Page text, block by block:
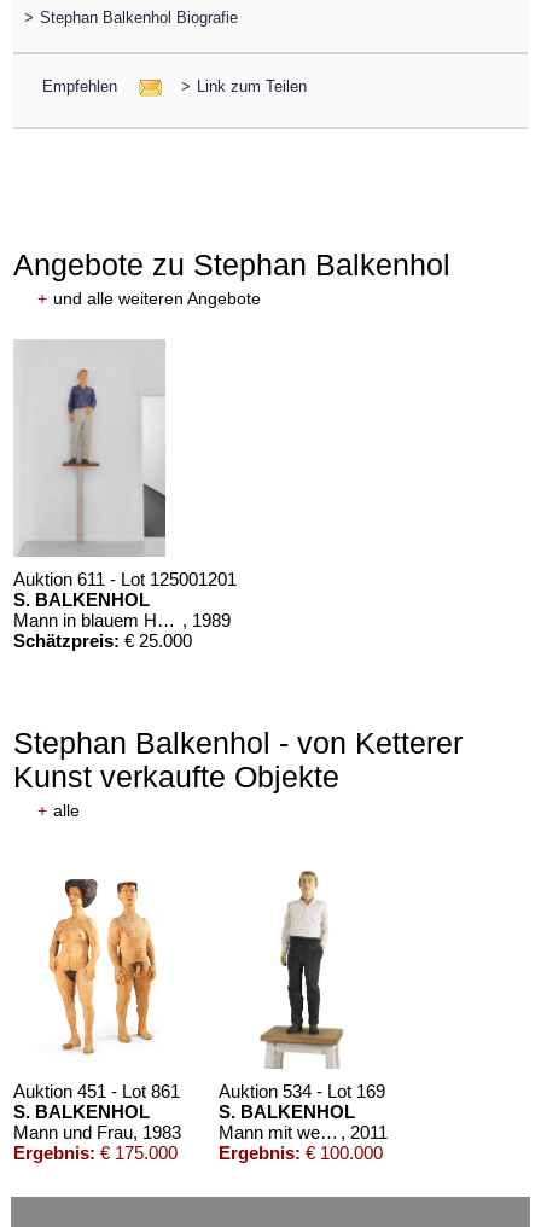
> Stephan Balkenhol Biografie
Empfehlen > Link zum Teilen
Angebote zu Stephan Balkenhol
+ und alle weiteren Angebote
Auktion 611 - Lot 125001201
S. BALKENHOL
Mann in blauem Hemd , 1989
Schätzpreis: € 25.000
Stephan Balkenhol - von Ketterer
Kunst verkaufte Objekte
+ alle
Auktion 451 - Lot 861
S. BALKENHOL
Mann und Frau, 1983
Ergebnis: € 175.000
Auktion 534 - Lot 169
S. BALKENHOL
Mann mit weißem Hemd und schwarzer Hose , 2011
Ergebnis: € 100.000